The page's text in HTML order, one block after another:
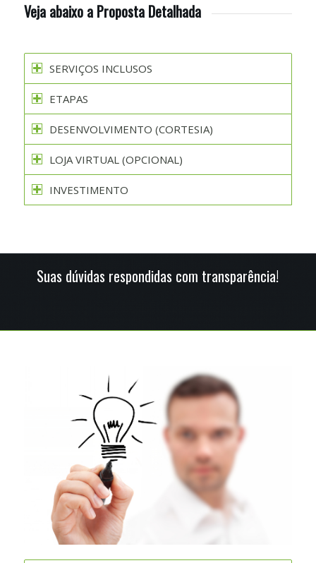
Veja abaixo a Proposta Detalhada
SERVIÇOS INCLUSOS
ETAPAS
DESENVOLVIMENTO (CORTESIA)
LOJA VIRTUAL (OPCIONAL)
INVESTIMENTO
Suas dúvidas respondidas com transparência!